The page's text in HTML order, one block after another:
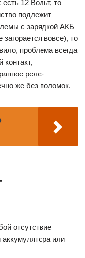
12 Вольт, то
подлежит
с зарядкой АКБ
загорается вовсе), то
проблема всегда
контакт,
реле-
же без поломок.
отсутствие
аккумулятора или